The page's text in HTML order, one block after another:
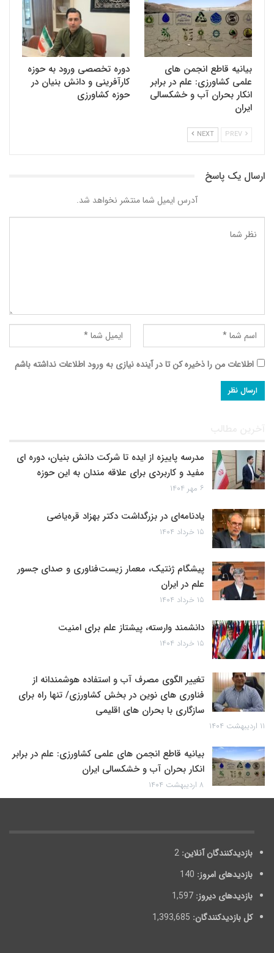
بیانیه قاطع انجمن های
علمی کشاورزی: علم در برابر
انکار بحران آب و خشکسالی
ایران
دوره تخصصی ورود به حوزه
کارآفرینی و دانش بنیان در
حوزه کشاورزی
NEXT
ارسال یک پاسخ
آدرس ایمیل شما منتشر نخواهد شد.
اطلاعات من را ذخیره کن تا در آینده نیازی به ورود اطلاعات نداشته باشم
آخرین مطالب
مدرسه پاییزه از ایده تا شرکت دانش بنیان، دوره ای
مفید و کاربردی برای علاقه مندان به این حوزه
۶ مهر ۱۴۰۴
یادنامه‌ای در بزرگداشت دکتر بهزاد قره‌یاضی
۱۵ خرداد ۱۴۰۴
پیشگام ژنتیک، معمار زیست‌فناوری و صدای جسور
علم در ایران
۱۵ خرداد ۱۴۰۴
دانشمند وارسته، پیشتاز علم برای امنیت
۱۵ خرداد ۱۴۰۴
تغییر الگوی مصرف آب و استفاده هوشمندانه از
فناوری های نوین در بخش کشاورزی/ تنها راه برای
سازگاری با بحران های اقلیمی
۱۱ اردیبهشت ۱۴۰۴
بیانیه قاطع انجمن های علمی کشاورزی: علم در برابر
انکار بحران آب و خشکسالی ایران
۸ اردیبهشت ۱۴۰۴
بازدیدکنندگان آنلاین: 2
بازدیدهای امروز: 140
بازدیدهای دیروز: 1,597
کل بازدیدکنند‌گان: 1,393,685